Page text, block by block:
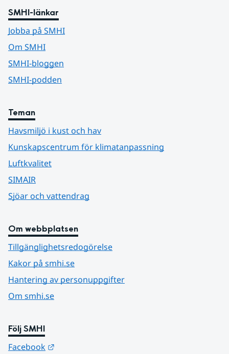
SMHI-länkar
Jobba på SMHI
Om SMHI
SMHI-bloggen
SMHI-podden
Teman
Havsmiljö i kust och hav
Kunskapscentrum för klimatanpassning
Luftkvalitet
SIMAIR
Sjöar och vattendrag
Om webbplatsen
Tillgänglighetsredogörelse
Kakor på smhi.se
Hantering av personuppgifter
Om smhi.se
Följ SMHI
Facebook